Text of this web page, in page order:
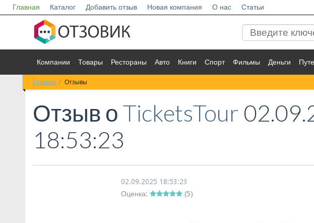
Главная Каталог Добавить отзыв Новая компания О нас Статьи
Компании Товары Рестораны Авто Книги Спорт Фильмы Деньги
Главная Отзывы
Отзыв о TicketsTour
18:53:23
02.09.2025 18:53:23
Оценка:
(5)